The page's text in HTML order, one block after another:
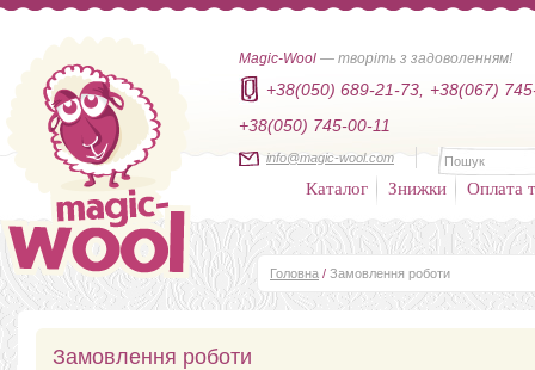
Magic-Wool — творіть з задоволенням!
+38(050) 689-21-73,
+38(067)
+38(050) 745-00-11
info@magic-wool.com
Каталог Знижки Оплата
Головна / Замовлення роботи
Замовлення роботи